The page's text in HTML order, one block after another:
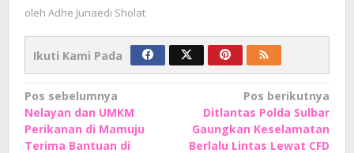
oleh Adhe Junaedi Sholat
Ikuti Kami Pada
Navigasi
pos
Pos sebelumnya
Nelayan dan UMKM
Perikanan di Mamuju
Terima Bantuan di
Pos berikutnya
Ditlantas Polda Sulbar
Gaungkan Keselamatan
Berlalu Lintas Lewat CFD